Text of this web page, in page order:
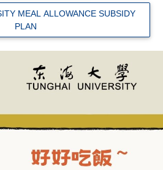
MEAL ALLOWANCE SUBSIDY
PLAN